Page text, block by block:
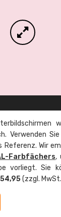
Verwenden
Referenz. Wir
Farbfächers,
vorliegt. Sie
(zzgl.